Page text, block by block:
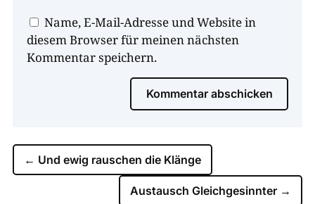
Name, E-Mail-Adresse und Website in
diesem Browser für meinen nächsten
Kommentar speichern.
Kommentar abschicken
← Und ewig rauschen die Klänge
Austausch Gleichgesinnter →